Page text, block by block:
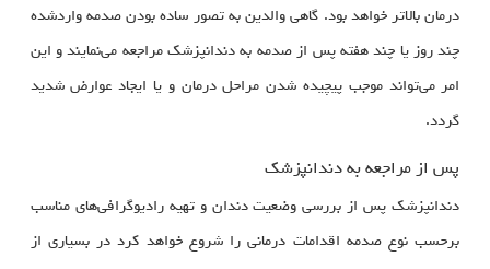
درمان بالاتر خواهد بود. گاهی والدین به تصور ساده بودن صدمه واردشده
چند روز یا چند هفته پس از صدمه به دندانپزشک مراجعه می‌نمایند و این
امر می‌تواند موجب پیچیده شدن مراحل درمان و یا ایجاد عوارض شدید
گردد.
پس از مراجعه به دندانپزشک
دندانپزشک پس از بررسی وضعیت دندان و تهیه رادیوگرافی‌های مناسب
برحسب نوع صدمه اقدامات درمانی را شروع خواهد کرد در بسیاری از